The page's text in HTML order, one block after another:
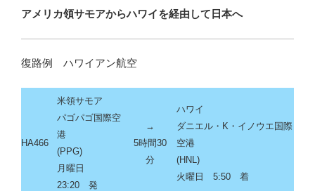
アメリカ領サモアからハワイを経由して日本へ
復路例 ハワイアン航空
HA466
米領サモア
パゴパゴ国際空
港
(PPG)
月曜日
23:20 発
→
5時間30
分
ハワイ
ダニエル・K・イノウエ国際
空港
(HNL)
火曜日 5:50 着